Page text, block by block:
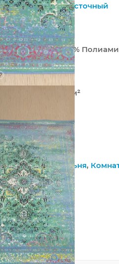
Винтажный,Восточный
Классический
Монголия
80% Шерсть 20%
Машинный
Средний
680 000 точек/м²
2460 г/м²
Hunnu
6A1781 166
Гостиная,Спальня,
На пол
Джутовая
Гладкий
160
230